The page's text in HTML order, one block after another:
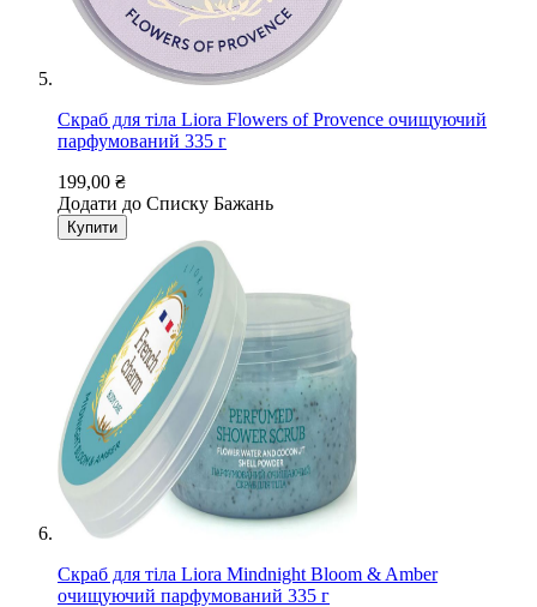
Скраб для тіла Liora Flowers of Provence очищуючий
парфумований 335 г
199,00 ₴
Додати до Списку Бажань
Купити
Скраб для тіла Liora Mindnight Bloom & Amber
очищуючий парфумований 335 г